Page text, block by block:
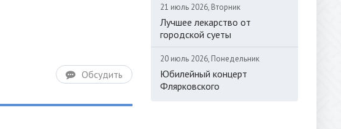
Обсудить
21 июль 2026, Вторник
Лучшее лекарство от
городской суеты
20 июль 2026, Понедельник
Юбилейный концерт
Флярковского